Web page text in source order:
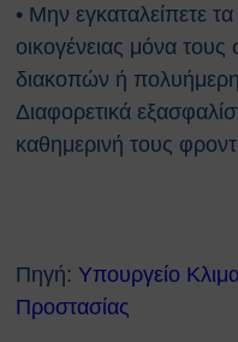
• Μην εγκαταλείπετε
οικογένειας μόνα
διακοπών ή
Διαφορετικά
καθημερινή τους
Πηγή: Υπουργείο
Προστασίας